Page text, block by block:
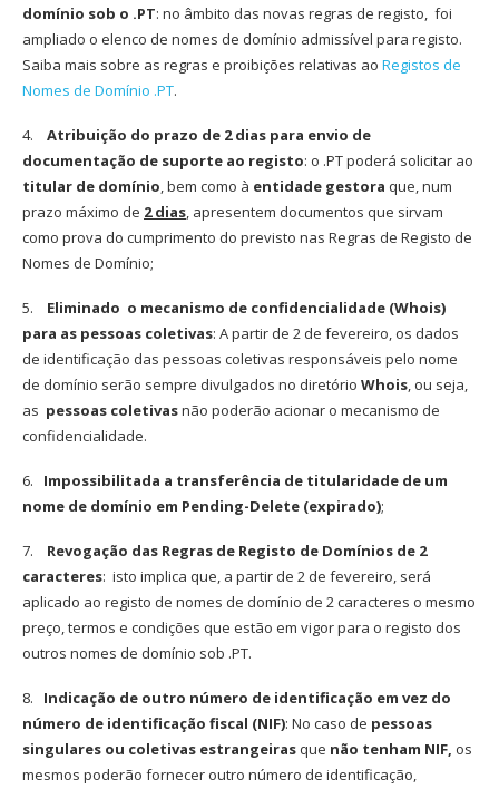
domínio sob o .PT: no âmbito das novas regras de registo, foi
ampliado o elenco de nomes de domínio admissível para registo.
Saiba mais sobre as regras e proibições relativas ao Registos de
Nomes de Domínio .PT.
4. Atribuição do prazo de 2 dias para envio de
documentação de suporte ao registo: o .PT poderá solicitar ao
titular de domínio, bem como à entidade gestora que, num
prazo máximo de 2 dias, apresentem documentos que sirvam
como prova do cumprimento do previsto nas Regras de Registo de
Nomes de Domínio;
5.
Eliminado o mecanismo de confidencialidade (Whois)
para as pessoas coletivas: A partir de 2 de fevereiro, os dados
de identificação das pessoas coletivas responsáveis pelo nome
de domínio serão sempre divulgados no diretório Whois, ou seja,
as pessoas coletivasnão poderão acionar o mecanismo de
confidencialidade.
6. Impossibilitada a transferência de titularidade de um
nome de domínio em Pending-Delete (expirado);
7. Revogação das Regras de Registo de Domínios de 2
caracteres: isto implica que, a partir de 2 de fevereiro, será
aplicado ao registo de nomes de domínio de 2 caracteres o mesmo
preço, termos e condições que estão em vigor para o registo dos
outros nomes de domínio sob .PT.
8. Indicação de outro número de identificação em vez do
número de identificação fiscal (NIF): No caso de pessoas
singulares ou coletivas estrangeirasque não tenham NIF, os
mesmos poderão fornecer outro número de identificação,